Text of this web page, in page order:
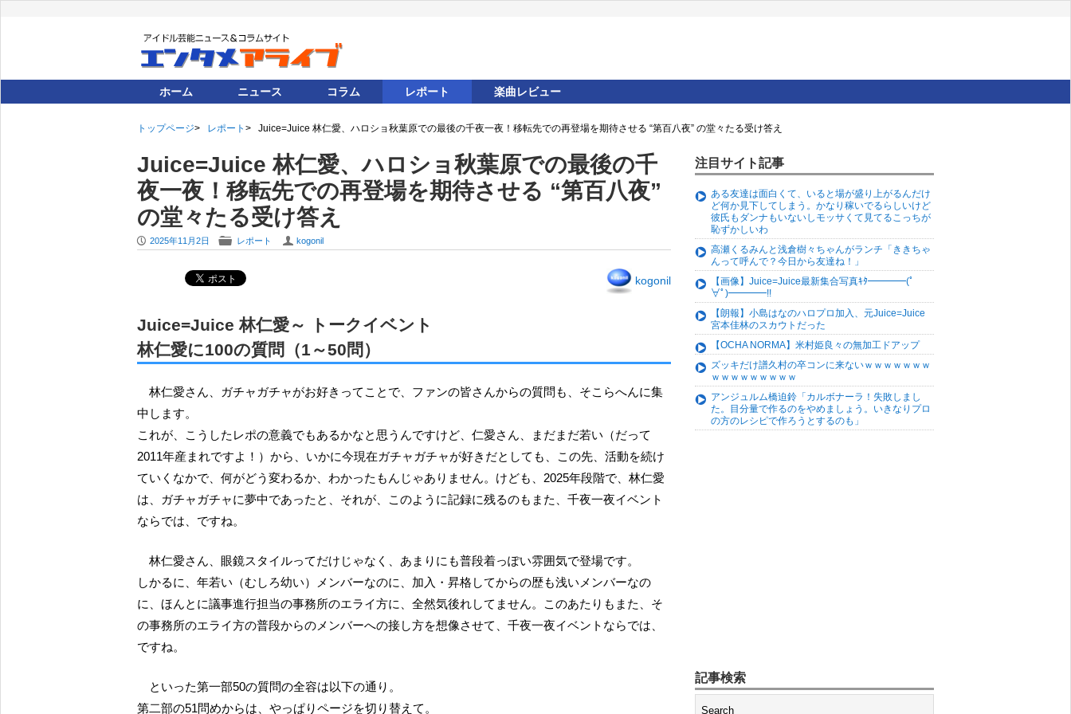
ホーム ニュース コラム レポート 楽曲レビュー
トップページ レポート Juice=Juice 林仁愛、ハロショ秋葉原での最後の千夜一夜！移転先での再登場を期待させる “第百八夜” の堂々たる受け答え
Juice=Juice 林仁愛、ハロショ秋葉原での最後の千
夜一夜！移転先での再登場を期待させる “第百八夜”
の堂々たる受け答え
P 2025年11月2日 F レポート U kogonil
kogonil
Juice=Juice 林仁愛～ トークイベント
林仁愛に100の質問（1～50問）
林仁愛さん、ガチャガチャがお好きってことで、ファンの皆さんからの質問も、そこらへんに集
中します。
これが、こうしたレポの意義でもあるかなと思うんですけど、仁愛さん、まだまだ若い（だって
2011年産まれですよ！）から、いかに今現在ガチャガチャが好きだとしても、この先、活動を続け
ていくなかで、何がどう変わるか、わかったもんじゃありません。けども、2025年段階で、林仁愛
は、ガチャガチャに夢中であったと、それが、このように記録に残るのもまた、千夜一夜イベント
ならでは、ですね。
林仁愛さん、眼鏡スタイルってだけじゃなく、あまりにも普段着っぽい雰囲気で登場です。
しかるに、年若い（むしろ幼い）メンバーなのに、加入・昇格してからの歴も浅いメンバーなの
に、ほんとに議事進行担当の事務所のエライ方に、全然気後れしてません。このあたりもまた、そ
の事務所のエライ方の普段からのメンバーへの接し方を想像させて、千夜一夜イベントならでは、
ですね。
といった第一部50の質問の全容は以下の通り。
第二部の51問めからは、やっぱりページを切り替えて。
注目サイト記事
ある友達は面白くて、いると場が盛り上がるんだけ
ど何か見下してしまう。かなり稼いでるらしいけど
彼氏もダンナもいないしモッサくて見てるこっちが
恥ずかしいわ
高瀬くるみんと浅倉樹々ちゃんがランチ「ききちゃ
んって呼んで？今日から友達ね！」
【画像】Juice=Juice最新集合写真ｷﾀ━━━━(ﾟ
∀ﾟ)━━━━!!
【朗報】小島はなのハロプロ加入、元Juice=Juice
宮本佳林のスカウトだった
【OCHA NORMA】米村姫良々の無加工ドアップ
ズッキだけ譜久村の卒コンに来ないｗｗｗｗｗｗｗ
ｗｗｗｗｗｗｗｗｗ
アンジュルム橋迫鈴「カルボナーラ！失敗しまし
た。目分量で作るのをやめましょう。いきなりプロ
の方のレシピで作ろうとするのも」
記事検索